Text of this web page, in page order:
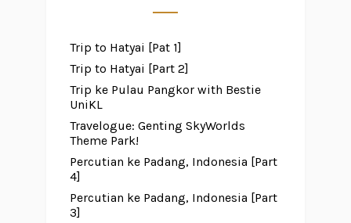
Trip to Hatyai [Pat 1]
Trip to Hatyai [Part 2]
Trip ke Pulau Pangkor with Bestie
UniKL
Travelogue: Genting SkyWorlds
Theme Park!
Percutian ke Padang, Indonesia [Part
4]
Percutian ke Padang, Indonesia [Part
3]